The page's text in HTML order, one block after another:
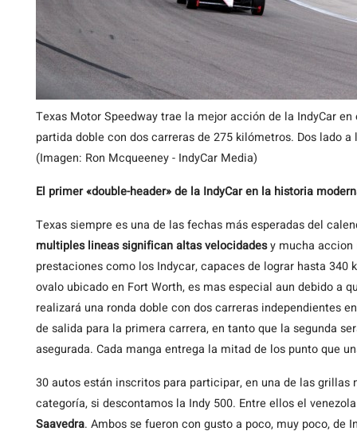
Texas Motor Speedway trae la mejor acción de la IndyCar en
partida doble con dos carreras de 275 kilómetros. Dos lado a
(Imagen: Ron Mcqueeney - IndyCar Media)
El primer «double-header» de la IndyCar en la historia
Texas siempre es una de las fechas más esperadas del
multiples lineas significan altas velocidadesy mucha accion
prestaciones como los Indycar, capaces de lograr hasta
ovalo ubicado en Fort Worth, es mas especial aun debido a
realizará una ronda doble con dos carreras independientes
de salida para la primera carrera, en tanto que la segunda
asegurada. Cada manga entrega la mitad de los punto que
30 autos están inscritos para participar, en una de las
categoría, si descontamos la Indy 500. Entre ellos el
Saavedra. Ambos se fueron con gusto a poco, muy poco, de